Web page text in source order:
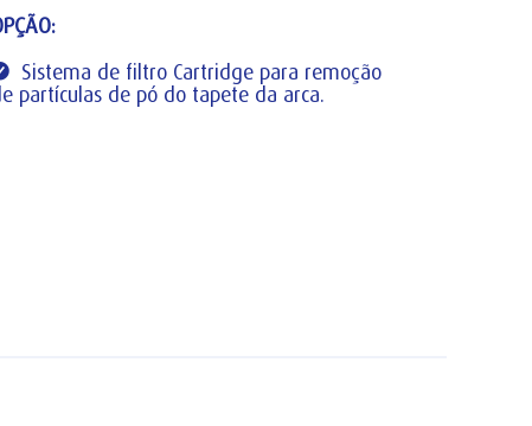
Sistema de filtro Cartridge para remoção
partículas de pó do tapete da arca.